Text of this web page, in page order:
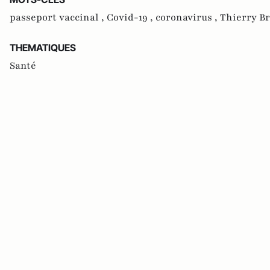
passeport vaccinal , Covid-19 , coronavirus , Thierry
THEMATIQUES
Santé